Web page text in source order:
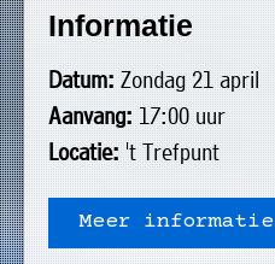
Informatie
Datum:Zondag 21 april
Aanvang:17:00 uur
Locatie:'t Trefpunt
Meer informatie
Verenigingen
»
Bedrijven
»
Plaatselijk
belang
»
uit
de
volgende
personen:
Voorzitter
vacant
Secretaris
Michiel
Modderman